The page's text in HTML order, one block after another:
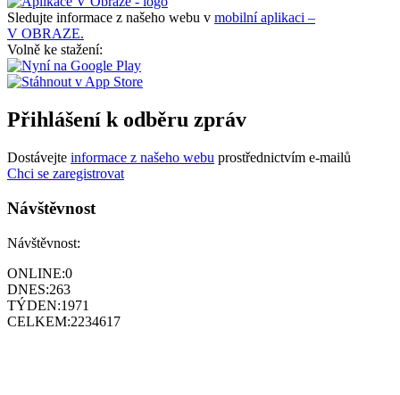
Sledujte informace z našeho webu v mobilní aplikaci –
V OBRAZE.
Volně ke stažení:
Přihlášení k odběru zpráv
Dostávejte informace z našeho webu prostřednictvím e-mailů
Chci se zaregistrovat
Návštěvnost
Návštěvnost:
ONLINE:0
DNES:263
TÝDEN:1971
CELKEM:2234617